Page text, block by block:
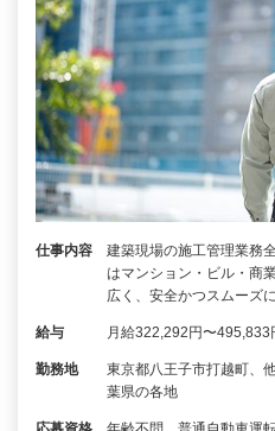
仕事内容
建築現場の施工管理業務
はマンション・ビル・商
広く、安全かつスムーズ
給与 月給322,292円〜
勤務地
東京都八王子市打越町、
葉県の各地